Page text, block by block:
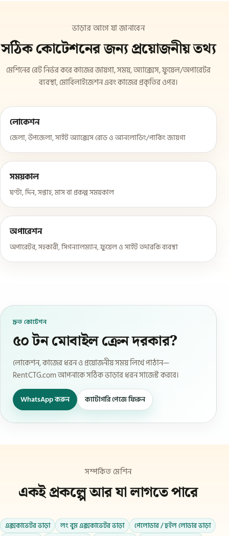
ভাড়ার আগে যা জানাবেন
সঠিক কোটেশনের জন্য প্রয়োজনীয় তথ্য
মেশিনের রেট নির্ভর করে কাজের জায়গা, সময়, অ্যাক্সেস, ফুয়েল/অপারেটর
ব্যবস্থা, মোবিলাইজেশন এবং কাজের প্রকৃতির ওপর।
লোকেশন
জেলা, উপজেলা, সাইট অ্যাক্সেস রোড ও আনলোডিং/পার্কিং জায়গা
সময়কাল
ঘণ্টা, দিন, সপ্তাহ, মাস বা প্রকল্প সময়কাল
অপারেশন
অপারেটর, সহকারী, সিগন্যালম্যান, ফুয়েল ও সাইট তদারকি ব্যবস্থা
দ্রুত কোটেশন
৫০ টন মোবাইল ক্রেন দরকার?
লোকেশন, কাজের ধরন ও প্রয়োজনীয় সময় লিখে পাঠান—
RentCTG.com আপনাকে সঠিক ভাড়ার ধরন সাজেস্ট করবে।
WhatsApp করুন ক্যাটাগরি পেজে ফিরুন
সম্পর্কিত মেশিন
একই প্রকল্পে আর যা লাগতে পারে
এক্সকাভেটর ভাড়া লং বুম এক্সকাভেটর ভাড়া
পেলোডার / হুইল লোডার ভাড়া